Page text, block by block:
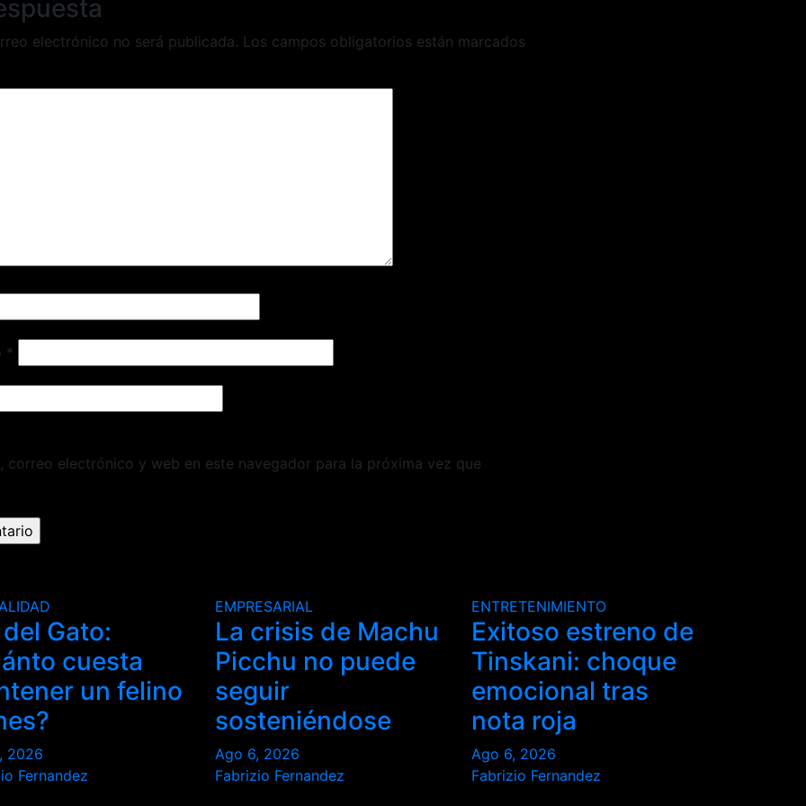
electrónico no será publicada. Los campos obligatorios están marcados
*
correo electrónico y web en este navegador para la próxima vez que
Gato:
cuesta
un felino
2026
Fernandez
EMPRESARIAL
La crisis de Machu
Picchu no puede
seguir
sosteniéndose
Ago 6, 2026
Fabrizio Fernandez
ENTRETENIMIENTO
Exitoso estreno de
Tinskani: choque
emocional tras
nota roja
Ago 6, 2026
Fabrizio Fernandez